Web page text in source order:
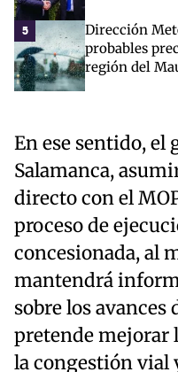
5
Dirección
probables
región del
En ese sentido, el
Salamanca,
directo con el
proceso de
concesionada, al
mantendrá
sobre los avances
pretende mejorar
la congestión vial